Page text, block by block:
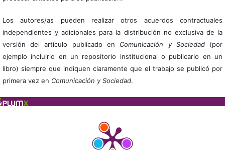
Los autores/as pueden realizar otros acuerdos contractuales
independientes y adicionales para la distribución no exclusiva de la
versión del artículo publicado en Comunicación y Sociedad(por
ejemplo incluirlo en un repositorio institucional o publicarlo en un
libro) siempre que indiquen claramente que el trabajo se publicó por
primera vez en Comunicación y Sociedad.